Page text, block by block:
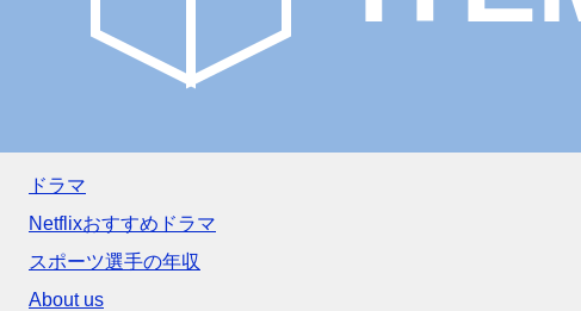
ドラマ
Netflixおすすめドラマ
スポーツ選手の年収
About us